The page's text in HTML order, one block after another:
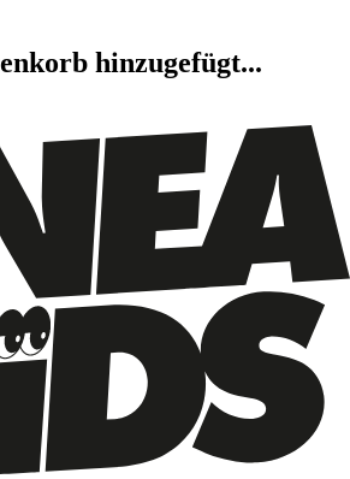
hinzugefügt...